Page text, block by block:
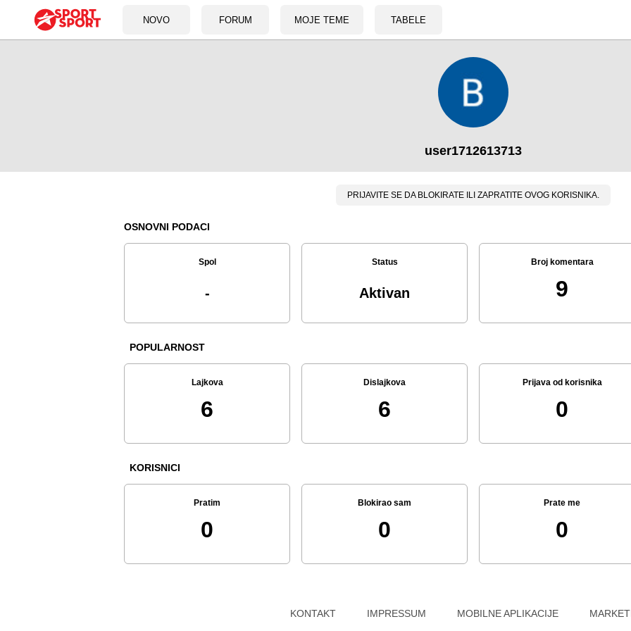
NOVO FORUM MOJE TEME TABELE
user1712613713
PRIJAVITE SE DA BLOKIRATE ILI ZAPRATITE OVOG KORISNIKA.
OSNOVNI PODACI
Spol
-
Status
Aktivan
Broj komentara
9
POPULARNOST
Lajkova
6
Dislajkova
6
Prijava od korisnika
0
KORISNICI
Pratim
0
Blokirao sam
0
Prate me
0
KONTAKT IMPRESSUM MOBILNE APLIKACIJE